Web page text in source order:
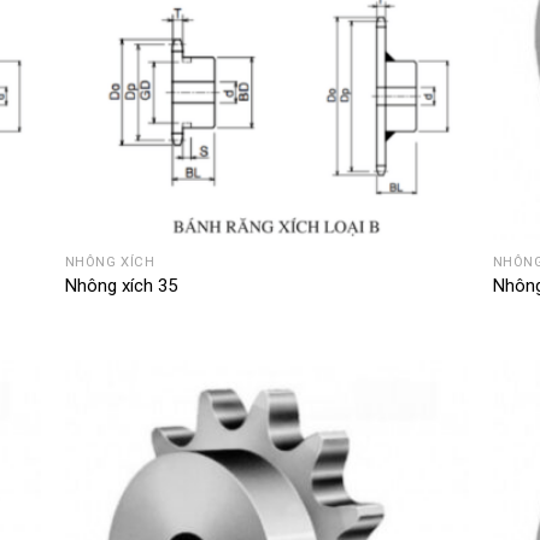
NHÔNG XÍCH
Nhông xích 35